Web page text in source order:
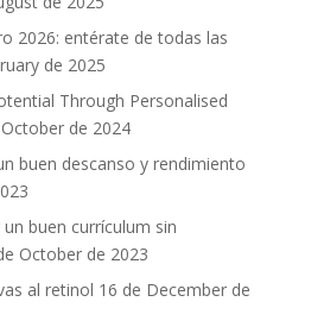
2026: entérate de todas las
de 2025
Through Personalised
de 2024
buen descanso y rendimiento
buen currículum sin
October de 2023
al retinol 16 de December de